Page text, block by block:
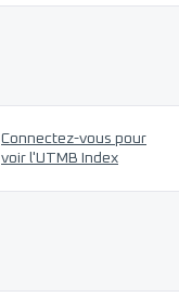
Connectez-vous pour
voir l'UTMB Index